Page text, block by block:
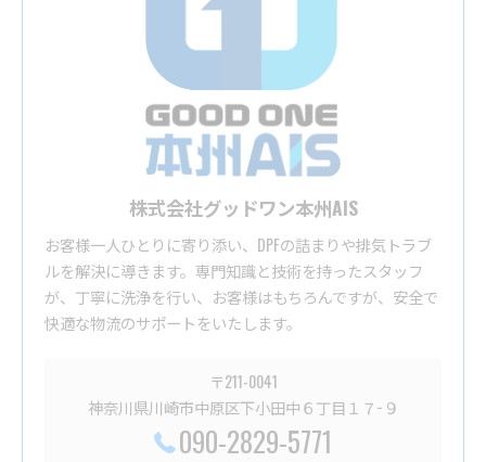
株式会社グッドワン本州AIS
お客様一人ひとりに寄り添い、DPFの詰まりや排気トラブ
ルを解決に導きます。専門知識と技術を持ったスタッフ
が、丁寧に洗浄を行い、お客様はもちろんですが、安全で
快適な物流のサポートをいたします。
〒211-0041
神奈川県川崎市中原区下小田中６丁目１７−９
090-2829-5771